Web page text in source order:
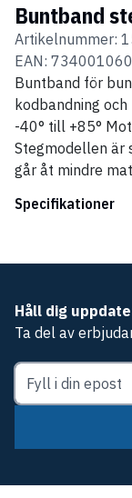
Buntband
Artikelnummer:
EAN:
Buntband för
kodbandning
-40° till +85°
Stegmodellen är
går åt mindre
Specifikationer
Håll dig
Ta del av